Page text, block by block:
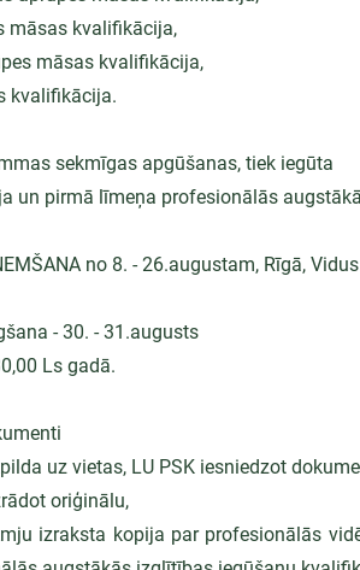
māsas kvalifikācija,
māsas kvalifikācija,
kvalifikācija.
sekmīgas apgūšanas, tiek iegūta
un pirmā līmeņa profesionālās
no 8. - 26.augustam, Rīgā,
- 30. - 31.augusts
Ls gadā.
uz vietas, LU PSK iesniedzot
oriģinālu,
izraksta kopija par profesionālās